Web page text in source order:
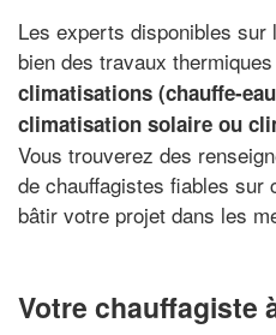
Les experts disponibles
bien des travaux
climatisations (chauffe-
climatisation solaire ou
Vous trouverez des
de chauffagistes fiables sur
bâtir votre projet dans les
Votre chauffagiste